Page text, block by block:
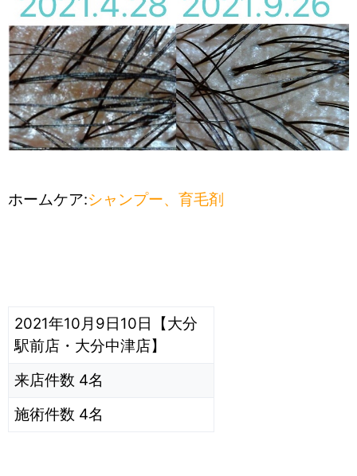
ホームケア:シャンプー、育毛剤
2021年10月9日10日【大分
駅前店・大分中津店】
来店件数 4名
施術件数 4名